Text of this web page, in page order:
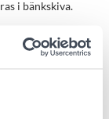
i bänkskiva.